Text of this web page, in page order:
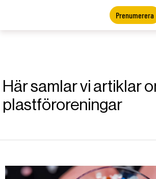
Prenumerera
Här samlar vi artiklar
plastföroreningar